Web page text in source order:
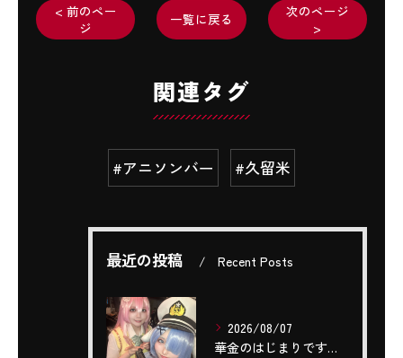
< 前のペー
ジ
一覧に戻る
次のページ
>
関連タグ
#アニソンバー #久留米
最近の投稿 Recent Posts
2026/08/07
華金のはじまりですね(,,- -,,)❤️‍🔥❤️‍🔥❤️‍...